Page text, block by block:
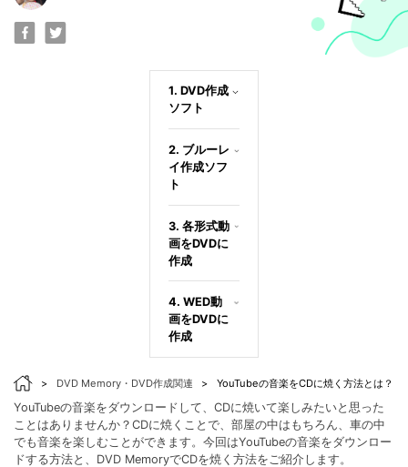
1. DVD作成
ソフト
2. ブルーレ
イ作成ソフ
ト
3. 各形式動
画をDVDに
作成
4. WED動
画をDVDに
作成
> DVD Memory・DVD作成関連 > YouTubeの音楽をCDに焼く方法とは？
YouTubeの音楽をダウンロードして、CDに焼いて楽しみたいと思った
ことはありませんか？CDに焼くことで、部屋の中はもちろん、車の中
でも音楽を楽しむことができます。今回はYouTubeの音楽をダウンロー
ドする方法と、DVD MemoryでCDを焼く方法をご紹介します。